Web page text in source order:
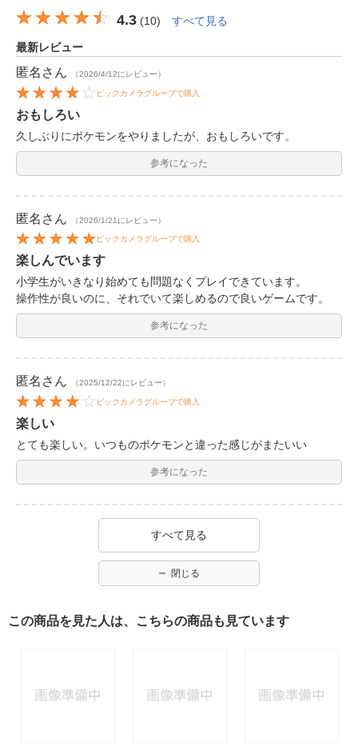
4.3 (10) すべて見る
最新レビュー
匿名 さん （2026/4/12にレビュー）
ビックカメラグループで購入
おもしろい
久しぶりにポケモンをやりましたが、おもしろいです。
参考になった
匿名 さん （2026/1/21にレビュー）
ビックカメラグループで購入
楽しんでいます
小学生がいきなり始めても問題なくプレイできています。
操作性が良いのに、それでいて楽しめるので良いゲームです。
参考になった
匿名 さん （2025/12/22にレビュー）
ビックカメラグループで購入
楽しい
とても楽しい。いつものポケモンと違った感じがまたいい
参考になった
すべて見る
閉じる
この商品を見た人は、こちらの商品も見ています